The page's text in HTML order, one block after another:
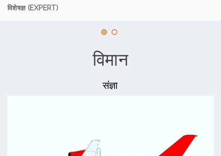
विशेषज्ञ (EXPERT)
विमान
संज्ञा